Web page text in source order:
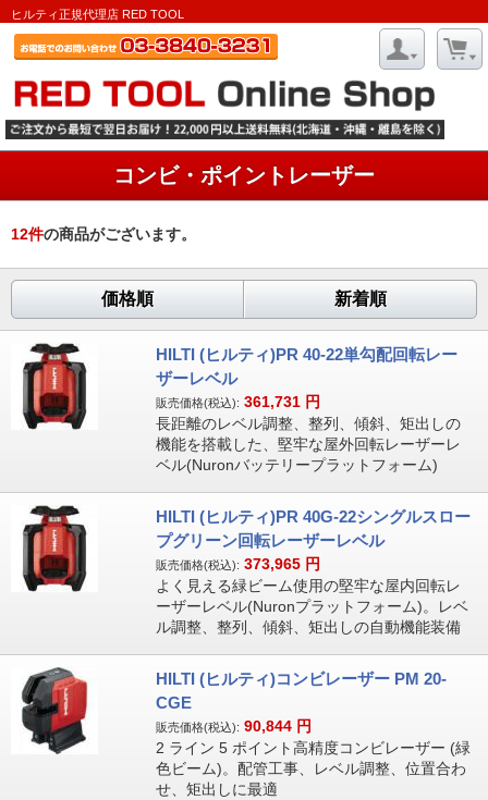
ヒルティ正規代理店 RED TOOL
コンビ・ポイントレーザー
12件の商品がございます。
価格順 新着順
HILTI (ヒルティ)PR 40-22単勾配回転レー
ザーレベル
販売価格(税込): 361,731 円
長距離のレベル調整、整列、傾斜、矩出しの
機能を搭載した、堅牢な屋外回転レーザーレ
ベル(Nuronバッテリープラットフォーム)
HILTI (ヒルティ)PR 40G-22シングルスロー
プグリーン回転レーザーレベル
販売価格(税込): 373,965 円
よく見える緑ビーム使用の堅牢な屋内回転レ
ーザーレベル(Nuronプラットフォーム)。レベ
ル調整、整列、傾斜、矩出しの自動機能装備
HILTI (ヒルティ)コンビレーザー PM 20-
CGE
販売価格(税込): 90,844 円
2 ライン 5 ポイント高精度コンビレーザー (緑
色ビーム)。配管工事、レベル調整、位置合わ
せ、矩出しに最適